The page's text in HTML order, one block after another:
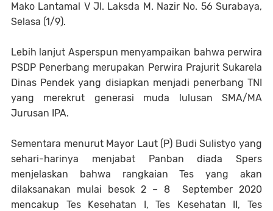
Mako Lantamal V Jl. Laksda M. Nazir No. 56 Surabaya,
Selasa (1/9).
Lebih lanjut Asperspun menyampaikan bahwa perwira
PSDP Penerbang merupakan Perwira Prajurit Sukarela
Dinas Pendek yang disiapkan menjadi penerbang TNI
yang merekrut generasi muda lulusan SMA/MA
Jurusan IPA.
Sementara menurut Mayor Laut (P) Budi Sulistyo yang
sehari-harinya menjabat Panban diada Spers
menjelaskan bahwa rangkaian Tes yang akan
dilaksanakan mulai besok 2 – 8 September 2020
mencakup Tes Kesehatan I, Tes Kesehatan II, Tes